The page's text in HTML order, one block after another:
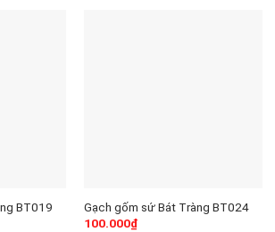
BT019
Gạch gốm sứ Bát Tràng BT024
100.000₫